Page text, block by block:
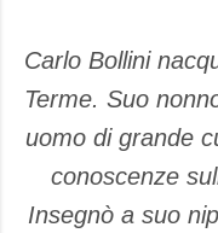
Carlo Bollini
Terme. Suo
uomo di grande
conoscenze
Insegnò a suo